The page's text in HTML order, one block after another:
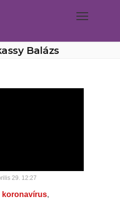
Balázs
29. 12:27
koronavírus,